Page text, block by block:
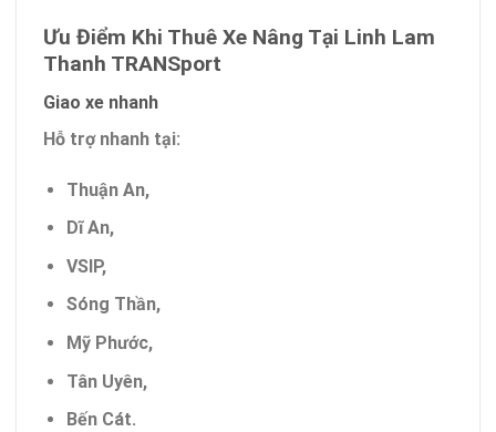
Ưu Điểm Khi Thuê Xe Nâng Tại Linh Lam
Thanh TRANSport
Giao xe nhanh
Hỗ trợ nhanh tại:
Thuận An,
Dĩ An,
VSIP,
Sóng Thần,
Mỹ Phước,
Tân Uyên,
Bến Cát.